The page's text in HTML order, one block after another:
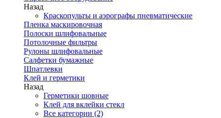
Назад
Краскопульты и аэрографы пневматические
Пленка маскировочная
Полоски шлифовальные
Потолочные фильтры
Рулоны шлифовальные
Салфетки бумажные
Шпатлевки
Клей и герметики
Назад
Герметики шовные
Клей для вклейки стекл
Все категории (2)